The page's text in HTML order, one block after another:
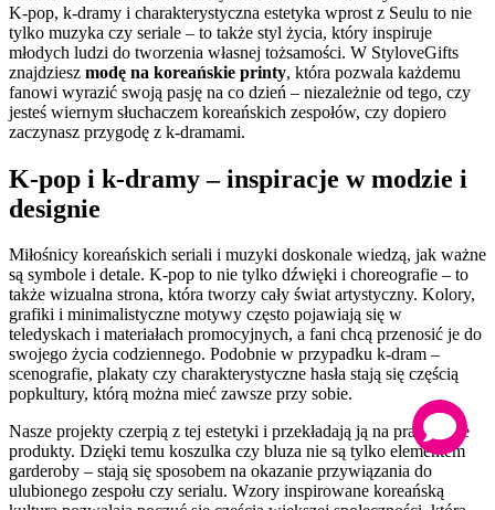
K-pop, k-dramy i charakterystyczna estetyka wprost z Seulu to nie
tylko muzyka czy seriale – to także styl życia, który inspiruje
młodych ludzi do tworzenia własnej tożsamości. W StyloveGifts
znajdziesz modę na koreańskie printy, która pozwala każdemu
fanowi wyrazić swoją pasję na co dzień – niezależnie od tego, czy
jesteś wiernym słuchaczem koreańskich zespołów, czy dopiero
zaczynasz przygodę z k-dramami.
K-pop i k-dramy – inspiracje w modzie i
designie
Miłośnicy koreańskich seriali i muzyki doskonale wiedzą, jak ważne
są symbole i detale. K-pop to nie tylko dźwięki i choreografie – to
także wizualna strona, która tworzy cały świat artystyczny. Kolory,
grafiki i minimalistyczne motywy często pojawiają się w
teledyskach i materiałach promocyjnych, a fani chcą przenosić je do
swojego życia codziennego. Podobnie w przypadku k-dram –
scenografie, plakaty czy charakterystyczne hasła stają się częścią
popkultury, którą można mieć zawsze przy sobie.
Nasze projekty czerpią z tej estetyki i przekładają ją na praktyczne
produkty. Dzięki temu koszulka czy bluza nie są tylko elementem
garderoby – stają się sposobem na okazanie przywiązania do
ulubionego zespołu czy serialu. Wzory inspirowane koreańską